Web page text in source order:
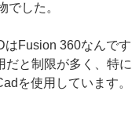
でした。
Fusion 360なんで
だと制限が多く、特
を使用しています。